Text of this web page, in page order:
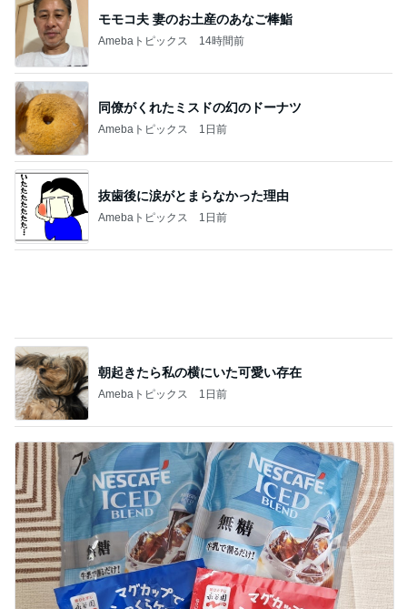
モモコ夫 妻のお土産のあなご棒鮨
Amebaトピックス 14時間前
同僚がくれたミスドの幻のドーナツ
Amebaトピックス 1日前
抜歯後に涙がとまらなかった理由
Amebaトピックス 1日前
朝起きたら私の横にいた可愛い存在
Amebaトピックス 1日前